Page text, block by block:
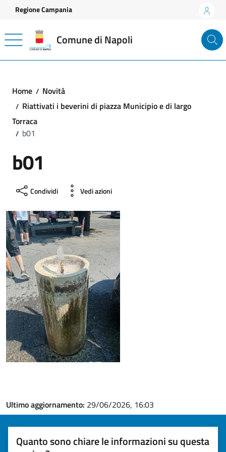
Vai ai contenuti
Vai al footer
Regione Campania
Comune di Napoli
Home
Novità
Riattivati i beverini di piazza Municipio e di largo
Torraca
b01
b01
Condividi Vedi azioni
Ultimo aggiornamento: 29/06/2026, 16:03
Quanto sono chiare le informazioni su questa